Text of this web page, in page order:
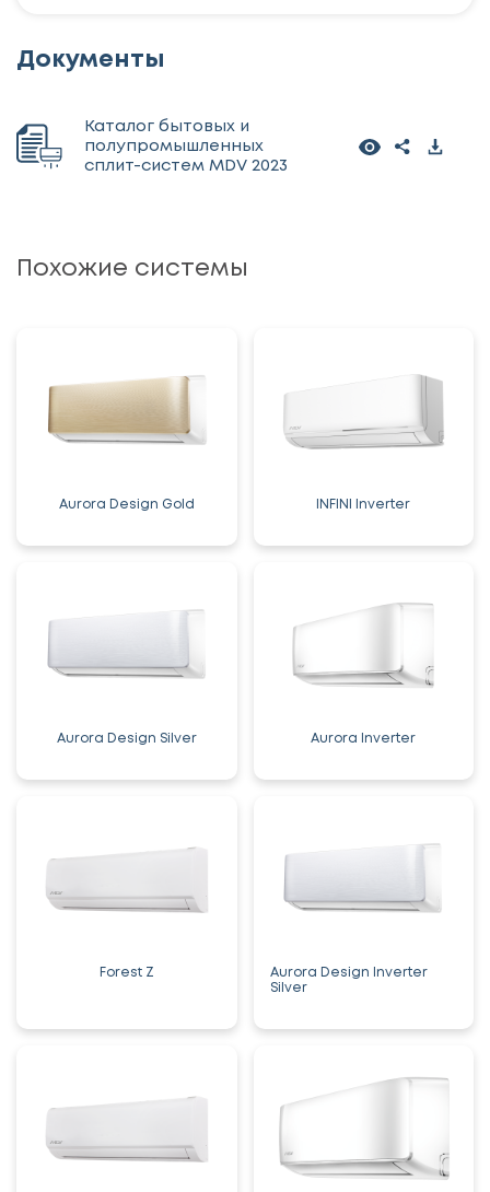
Документы
Каталог бытовых и
полупромышленных
сплит-систем MDV 2023
Похожие системы
Aurora Design Gold INFINI Inverter
Aurora Design Silver Aurora Inverter
Forest Z
Aurora Design Inverter
Silver